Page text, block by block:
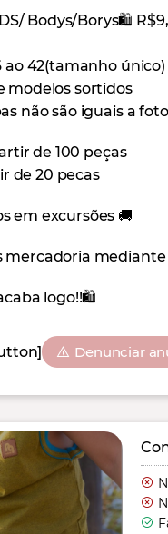
Bodys/Borys🛍
ao 42(tamanho único)
modelos sortidos
não são iguais a
de 100 peças
de 20 pecas
em excursões 🚚
mercadoria
logo!!🛍
Denunciar